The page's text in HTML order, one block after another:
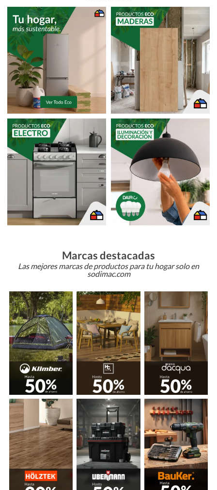
Marcas destacadas
Las mejores marcas de productos para tu hogar solo en
sodimac.com